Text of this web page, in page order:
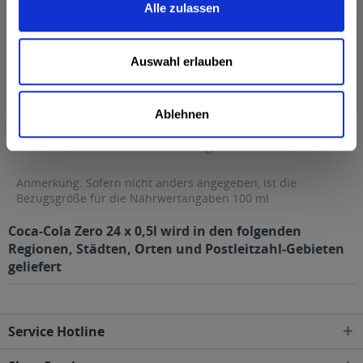
Alle zulassen
Auswahl erlauben
Ablehnen
0 g
davon gesättigte Fettsäuren
0 g
9 g
davon Zucker
0 g
0 g
Anmerkung: Sofern nicht anders angegeben, ist die
Bezugsgröße für die Nährwertangaben 100 ml
Coca-Cola Zero 24 x 0,5l wird in den folgenden
Regionen, Städten, Orten und Postleitzahl-Gebieten
geliefert
Service Hotline